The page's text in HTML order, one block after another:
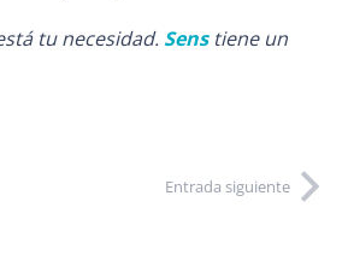
tu necesidad. Senstiene un
Entrada siguiente